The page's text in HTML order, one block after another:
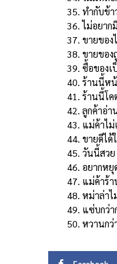
ทำกับข้า
ไม่อยาก
ขายของ
ขายขอ
ซื้อของเ
ร้านนี้หน้
ร้านนี้โค
ลูกค้าอ่
แม่ค้าไ
ขายดีได้
วันนี้สว
อยากห
แม่ค้าร้
หม่าล่าไ
แซ่บกว่า
หวานกว่